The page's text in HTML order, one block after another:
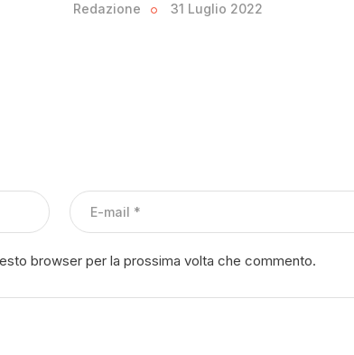
Redazione 31 Luglio 2022
browser per la prossima volta che commento.